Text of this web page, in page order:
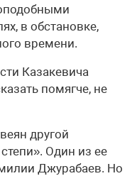
в обстановке,
времени.
Казакевича
помягче, не
другой
Один из ее
Джурабаев. Но